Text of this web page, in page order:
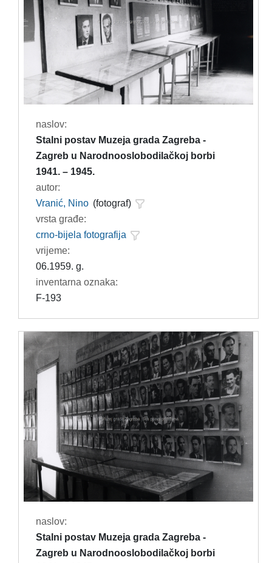
naslov:
Stalni postav Muzeja grada Zagreba -
Zagreb u Narodnooslobodilačkoj borbi
1941. – 1945.
autor:
Vranić, Nino (fotograf)
vrsta građe:
crno-bijela fotografija
vrijeme:
06.1959. g.
inventarna oznaka:
F-193
naslov:
Stalni postav Muzeja grada Zagreba -
Zagreb u Narodnooslobodilačkoj borbi